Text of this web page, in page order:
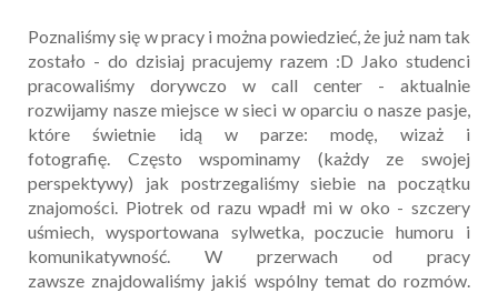
Poznaliśmy się w pracy i można powiedzieć, że już nam tak
zostało - do dzisiaj pracujemy razem :D Jako studenci
pracowaliśmy dorywczo w call center - aktualnie
rozwijamy nasze miejsce w sieci w oparciu o nasze pasje,
które świetnie idą w parze: modę, wizaż i
fotografię. Często wspominamy (każdy ze swojej
perspektywy) jak postrzegaliśmy siebie na początku
znajomości. Piotrek od razu wpadł mi w oko - szczery
uśmiech, wysportowana sylwetka, poczucie humoru i
komunikatywność. W przerwach od pracy
zawsze znajdowaliśmy jakiś wspólny temat do rozmów.